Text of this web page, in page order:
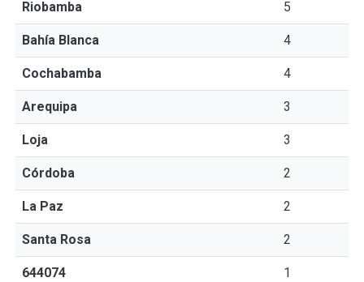
Riobamba 5
Bahía Blanca 4
Cochabamba 4
Arequipa 3
Loja 3
Córdoba 2
La Paz 2
Santa Rosa 2
644074 1